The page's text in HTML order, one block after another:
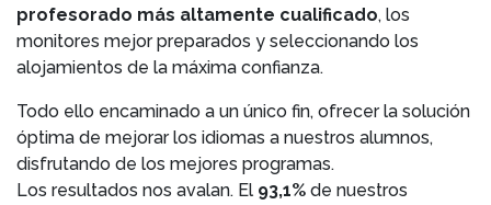
profesorado más altamente cualificado, los
monitores mejor preparados y seleccionando los
alojamientos de la máxima confianza.
Todo ello encaminado a un único fin, ofrecer la solución
óptima de mejorar los idiomas a nuestros alumnos,
disfrutando de los mejores programas.
Los resultados nos avalan. El 93,1% de nuestros